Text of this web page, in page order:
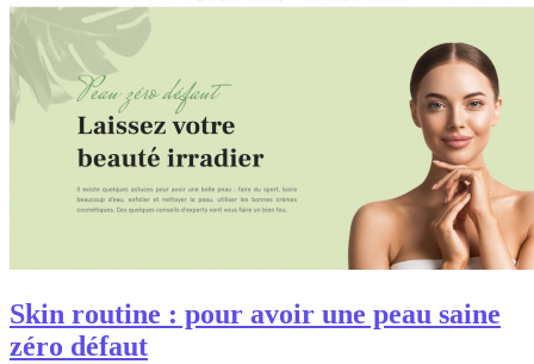
Skin routine : pour avoir une peau saine
zéro défaut